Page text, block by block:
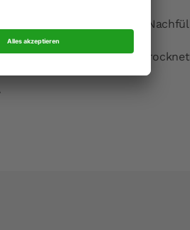
Keramik.
ablesbar, er bleibt beim
Salz, Gewürze und